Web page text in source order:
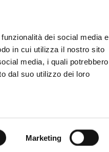
dei social media e
in cui utilizza il nostro sito
media, i quali potrebbero
dal suo utilizzo dei loro
Marketing
SERVIZI BACHECA